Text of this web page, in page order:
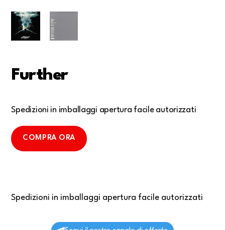
Further
Spedizioni in imballaggi apertura facile autorizzati
COMPRA ORA
Spedizioni in imballaggi apertura facile autorizzati